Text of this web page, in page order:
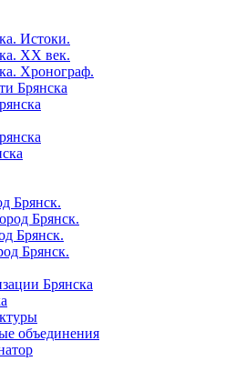
Истоки.
XX век.
Хронограф.
Брянска
Брянск.
Брянск.
Брянск.
Брянск.
Брянска
объединения